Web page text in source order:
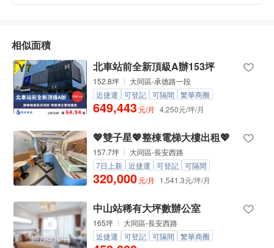
相似面積
北車站前全新頂級A辦153坪
152.8坪
大同區-承德路一段
近捷運
可登記 可隔間 繁華商圈
649,443元/月 4,250元/坪/月
💖雙子星💖整棟電梯大樓出租💖
157.7坪
大同區-長安西路
7日上新 近捷運 可登記 可隔間
320,000元/月 1,541.3元/坪/月
中山站稀有大坪數辦公室
165坪
大同區-長安西路
近捷運
可登記 可隔間 繁華商圈